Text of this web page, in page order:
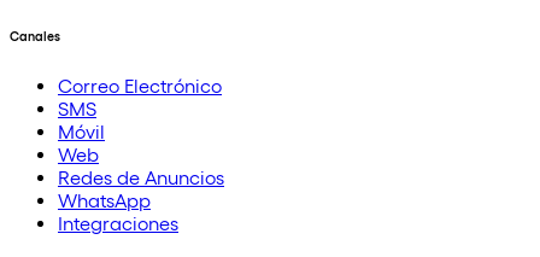
Canales
Correo Electrónico
SMS
Móvil
Web
Redes de Anuncios
WhatsApp
Integraciones